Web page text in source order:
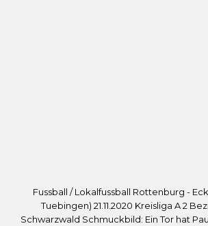
Fussball / Lokalfussball Rottenburg -
Tuebingen) 21.11.2020 Kreisliga A 2
Schwarzwald Schmuckbild: Ein Tor hat